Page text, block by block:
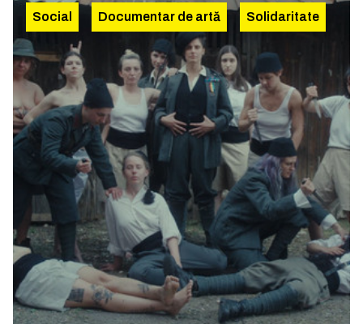
Social Documentar de artă Solidaritate